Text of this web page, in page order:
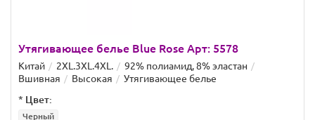
Утягивающее белье Blue Rose Арт: 5578
Китай 2XL.3XL.4XL.
92% полиамид, 8% эластан
Вшивная
Высокая
Утягивающее белье
* Цвет:
Черный